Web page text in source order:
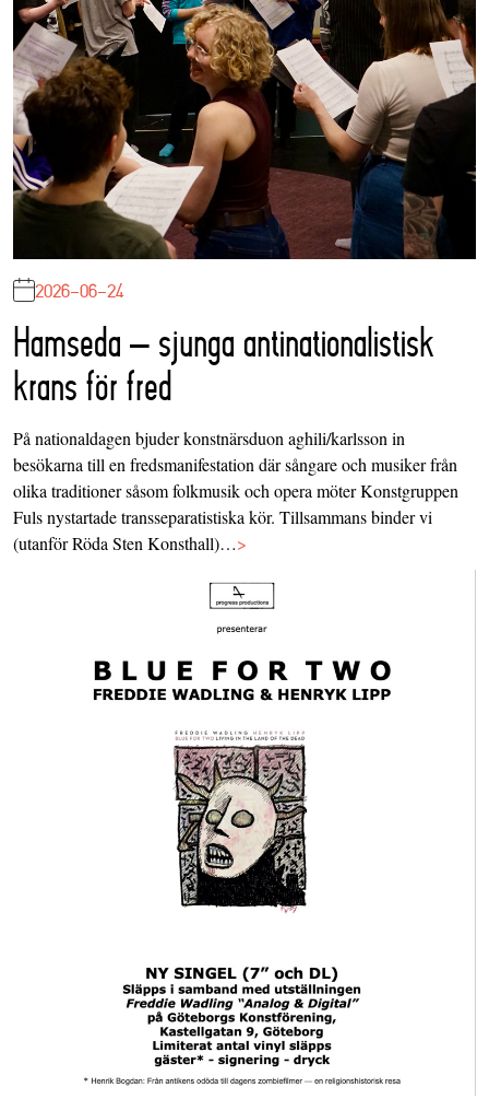
2026-06-24
Hamseda – sjunga antinationalistisk
krans för fred
På nationaldagen bjuder konstnärsduon aghili/karlsson in
besökarna till en fredsmanifestation där sångare och musiker från
olika traditioner såsom folkmusik och opera möter Konstgruppen
Fuls nystartade transseparatistiska kör. Tillsammans binder vi
(utanför Röda Sten Konsthall)…>